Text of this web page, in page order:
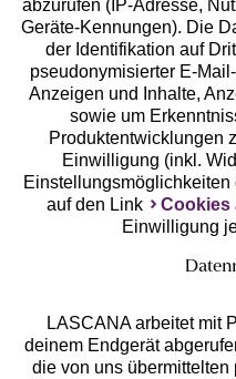
Unsere Apps
Services
abzurufen (IP-Adresse,
Geräte-Kennungen). Die
der Identifikation auf
pseudonymisierter E-
Anzeigen und Inhalte,
sowie um
Produktentwicklungen
Einwilligung (inkl.
Einstellungsmöglichkeiten
auf den Link
Cookies
Einwilligung
LASCANA arbeitet mit
deinem Endgerät
die von uns